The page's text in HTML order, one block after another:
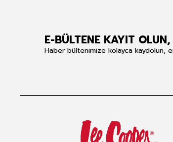
E-BÜLTENE KAYIT
Haber bültenimize kolayca kaydolun,